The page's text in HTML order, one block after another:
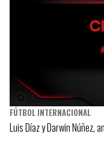
FÚTBOL INTERNACIONAL
Luis Díaz y Darwin Núñez,